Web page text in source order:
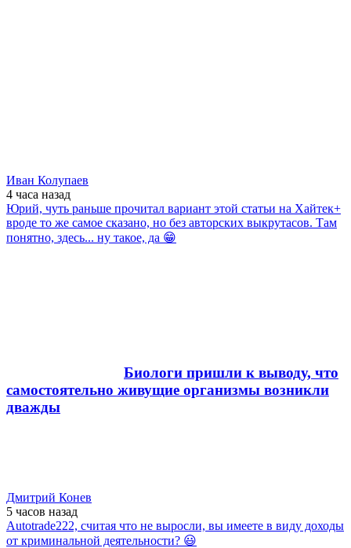
Иван Колупаев
4 часа назад
Юрий, чуть раньше прочитал вариант этой статьи на Хайтек+
вроде то же самое сказано, но без авторских выкрутасов. Там
понятно, здесь... ну такое, да 😁
Биологи пришли к выводу, что
самостоятельно живущие организмы возникли
дважды
Дмитрий Конев
5 часов назад
Autotrade222, считая что не выросли, вы имеете в виду доходы
от криминальной деятельности? 😃